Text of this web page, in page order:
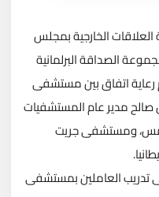
الخارجية بمجلس
الصداقة البرلمانية
رعاية اتفاق بين مستشفى
صالح مدير عام المستشفيات
ومستشفى جريت
تدريب العاملين بمستشفى